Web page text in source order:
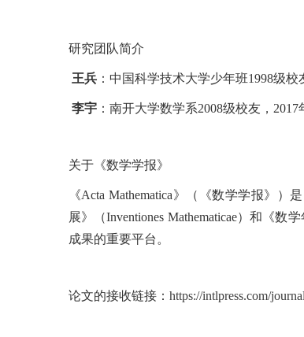
研究团队简介
王兵：中国科学技术大学少年班1998级校
李宇：南开大学数学系2008级校友， 2017
关于《数学学报》
《Acta Mathematica》（《数学学报》）
展》（Inventiones Mathematicae）和《数学
成果的重要平台。
论文的接收链接： https://intlpress.com/